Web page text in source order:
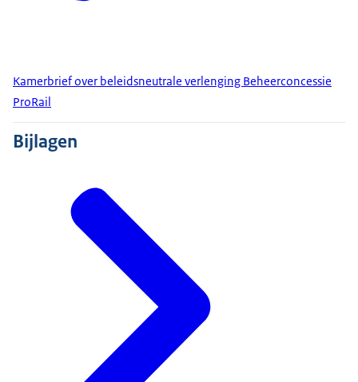
Kamerbrief over beleidsneutrale verlenging Beheerconcessie
ProRail
Bijlagen